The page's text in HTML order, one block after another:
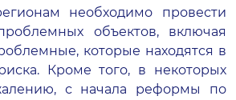
необходимо провести
объектов, включая
которые находятся в
Кроме того, в некоторых
с начала реформы по